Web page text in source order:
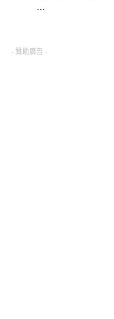
...
- 贊助廣告 -